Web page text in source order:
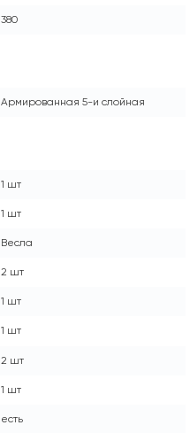
380
Армированная 5-и слойная
1 шт
1 шт
Весла
2 шт
1 шт
1 шт
2 шт
1 шт
есть